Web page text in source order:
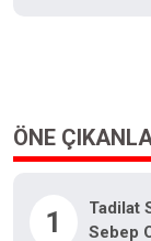
ÖNE
1
Tadilat
Sebep